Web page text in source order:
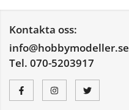
Kontakta oss:
info@hobbymodeller.se
Tel. 070-5203917